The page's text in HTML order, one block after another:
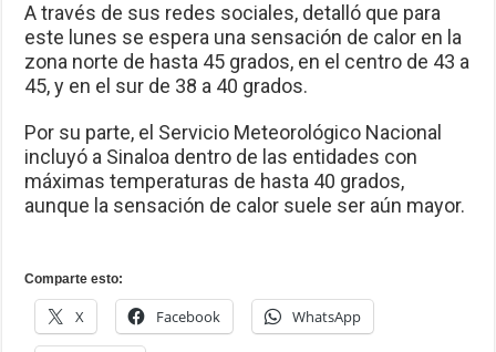
A través de sus redes sociales, detalló que para
este lunes se espera una sensación de calor en la
zona norte de hasta 45 grados, en el centro de 43 a
45, y en el sur de 38 a 40 grados.
Por su parte, el Servicio Meteorológico Nacional
incluyó a Sinaloa dentro de las entidades con
máximas temperaturas de hasta 40 grados,
aunque la sensación de calor suele ser aún mayor.
Comparte esto:
X Facebook WhatsApp